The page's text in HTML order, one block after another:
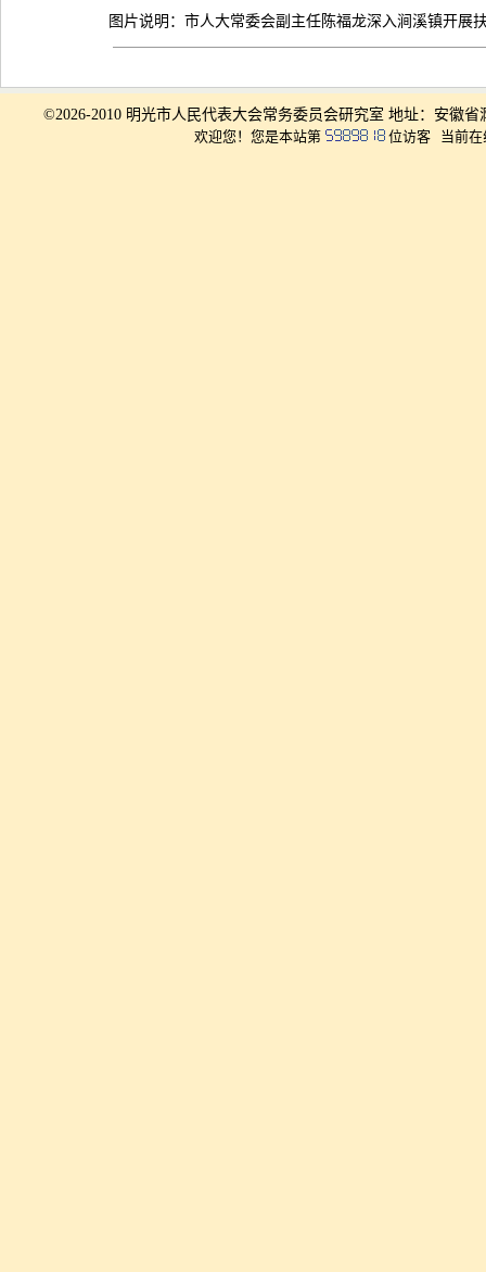
图片说明：市人大常委会副主任陈福龙深入涧溪镇开展
©2026-2010 明光市人民代表大会常务委员会研究室 地址：安徽
欢迎您！您是本站第
位访客 当前在